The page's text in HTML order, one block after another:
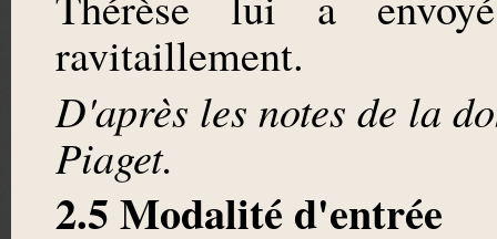
ravitaillement.
D'après les notes de la
Piaget.
2.5 Modalité d'entrée